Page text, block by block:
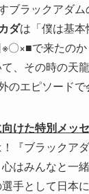
ラックアダ
ダは「僕は基
×■で来たの
、その時の天
エピソードで
けた特別メッ
『ブラックア
はみんなと一
手として日本